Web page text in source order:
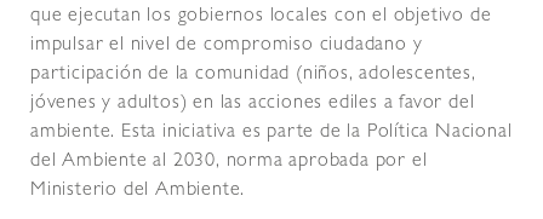
que ejecutan los gobiernos locales con el objetivo de
impulsar el nivel de compromiso ciudadano y
participación de la comunidad (niños, adolescentes,
jóvenes y adultos) en las acciones ediles a favor del
ambiente. Esta iniciativa es parte de la Política Nacional
del Ambiente al 2030, norma aprobada por el
Ministerio del Ambiente.